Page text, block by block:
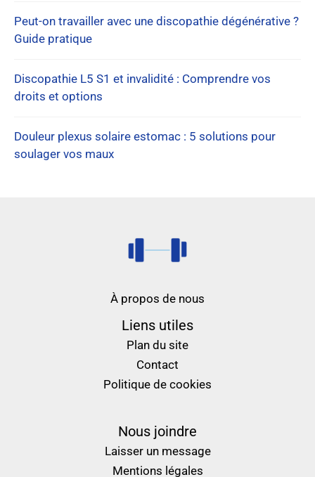
Peut-on travailler avec une discopathie dégénérative ?
Guide pratique
Discopathie L5 S1 et invalidité : Comprendre vos
droits et options
Douleur plexus solaire estomac : 5 solutions pour
soulager vos maux
À propos de nous
Liens utiles
Plan du site
Contact
Politique de cookies
Nous joindre
Laisser un message
Mentions légales